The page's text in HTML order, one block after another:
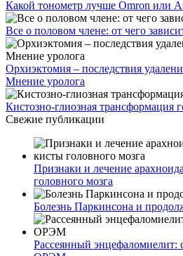
Какой тонометр лучше Omron или
Все о половом члене: от чего
Орхиэктомия – последствия
Мнение уролога
Кистозно-глиозная трансформация
Свежие публикации
Признаки и лечение
головного мозга
Болезнь Паркинсона и
Рассеянный